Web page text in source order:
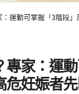
運動可掌握「3階段
專家：運
妊娠者